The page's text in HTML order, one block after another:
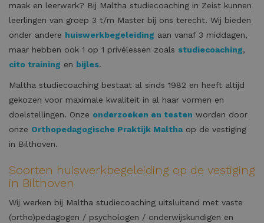
maak en leerwerk? Bij Maltha studiecoaching in Zeist kunnen
leerlingen van groep 3 t/m Master bij ons terecht. Wij bieden
onder andere huiswerkbegeleiding aan vanaf 3 middagen,
maar hebben ook 1 op 1 privélessen zoals studiecoaching,
cito training en bijles.
Maltha studiecoaching bestaat al sinds 1982 en heeft altijd
gekozen voor maximale kwaliteit in al haar vormen en
doelstellingen. Onze onderzoeken en testen worden door
onze Orthopedagogische Praktijk Maltha op de vestiging
in Bilthoven.
Soorten huiswerkbegeleiding op de vestiging
in Bilthoven
Wij werken bij Maltha studiecoaching uitsluitend met vaste
(ortho)pedagogen / psychologen / onderwijskundigen en